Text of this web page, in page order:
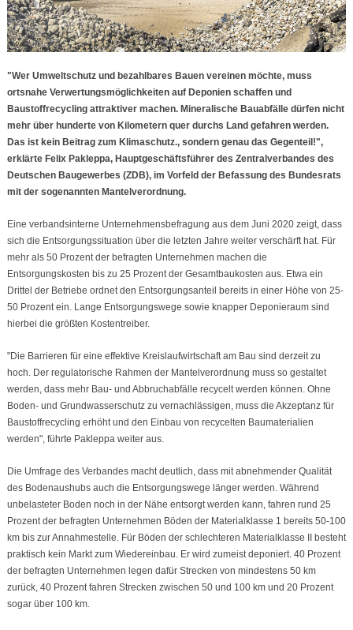
"Wer Umweltschutz und bezahlbares Bauen vereinen möchte, muss
ortsnahe Verwertungsmöglichkeiten auf Deponien schaffen und
Baustoffrecycling attraktiver machen. Mineralische Bauabfälle dürfen nicht
mehr über hunderte von Kilometern quer durchs Land gefahren werden.
Das ist kein Beitrag zum Klimaschutz., sondern genau das Gegenteil!",
erklärte Felix Pakleppa, Hauptgeschäftsführer des Zentralverbandes des
Deutschen Baugewerbes (ZDB), im Vorfeld der Befassung des Bundesrats
mit der sogenannten Mantelverordnung.
Eine verbandsinterne Unternehmensbefragung aus dem Juni 2020 zeigt, dass
sich die Entsorgungssituation über die letzten Jahre weiter verschärft hat. Für
mehr als 50 Prozent der befragten Unternehmen machen die
Entsorgungskosten bis zu 25 Prozent der Gesamtbaukosten aus. Etwa ein
Drittel der Betriebe ordnet den Entsorgungsanteil bereits in einer Höhe von 25-
50 Prozent ein. Lange Entsorgungswege sowie knapper Deponieraum sind
hierbei die größten Kostentreiber.
"Die Barrieren für eine effektive Kreislaufwirtschaft am Bau sind derzeit zu
hoch. Der regulatorische Rahmen der Mantelverordnung muss so gestaltet
werden, dass mehr Bau- und Abbruchabfälle recycelt werden können. Ohne
Boden- und Grundwasserschutz zu vernachlässigen, muss die Akzeptanz für
Baustoffrecycling erhöht und den Einbau von recycelten Baumaterialien
werden", führte Pakleppa weiter aus.
Die Umfrage des Verbandes macht deutlich, dass mit abnehmender Qualität
des Bodenaushubs auch die Entsorgungswege länger werden. Während
unbelasteter Boden noch in der Nähe entsorgt werden kann, fahren rund 25
Prozent der befragten Unternehmen Böden der Materialklasse 1 bereits 50-100
km bis zur Annahmestelle. Für Böden der schlechteren Materialklasse II besteht
praktisch kein Markt zum Wiedereinbau. Er wird zumeist deponiert. 40 Prozent
der befragten Unternehmen legen dafür Strecken von mindestens 50 km
zurück, 40 Prozent fahren Strecken zwischen 50 und 100 km und 20 Prozent
sogar über 100 km.